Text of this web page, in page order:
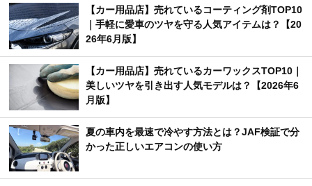
【カー用品店】売れているコーティング剤TOP10
｜手軽に愛車のツヤを守る人気アイテムは？【20
26年6月版】
【カー用品店】売れているカーワックスTOP10｜
美しいツヤを引き出す人気モデルは？【2026年6
月版】
夏の車内を最速で冷やす方法とは？JAF検証で分
かった正しいエアコンの使い方